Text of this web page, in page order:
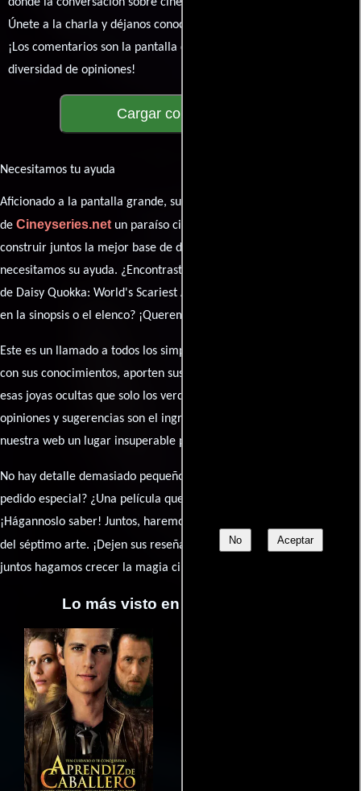
No Aceptar
donde la conversación sobre cine y series nunca se detenga.
Únete a la charla y déjanos conocer tu mundo cinematográfico.
¡Los comentarios son la pantalla donde se proyecta nuestra
diversidad de opiniones!
Cargar comentarios
Necesitamos tu ayuda
Aficionado a la pantalla grande, su participación es clave para hacer
de Cineyseries.netun paraíso cinéfilo completo. Queremos
construir juntos la mejor base de datos cinematográfica, pero
necesitamos su ayuda. ¿Encontraste algún dato faltante en la ficha
de Daisy Quokka: World's Scariest Animal? ¿Detectaste algún error
en la sinopsis o el elenco? ¡Queremos saberlo todo!
Este es un llamado a todos los simpatizantes del cine: contribuyan
con sus conocimientos, aporten sus descubrimientos y compartan
esas joyas ocultas que solo los verdaderos fanáticos conocen. Sus
opiniones y sugerencias son el ingrediente secreto que hará de
nuestra web un lugar insuperable para los amantes del celuloide.
No hay detalle demasiado pequeño ni opinión insignificante. ¿Algún
pedido especial? ¿Una película que sueñas con ver reseñada?
¡Hágannoslo saber! Juntos, haremos de esta comunidad el epicentro
del séptimo arte. ¡Dejen sus reseña en la
caja de comentarios
juntos hagamos crecer la magia cinematográfica!
Lo más visto en Cineyseries.net